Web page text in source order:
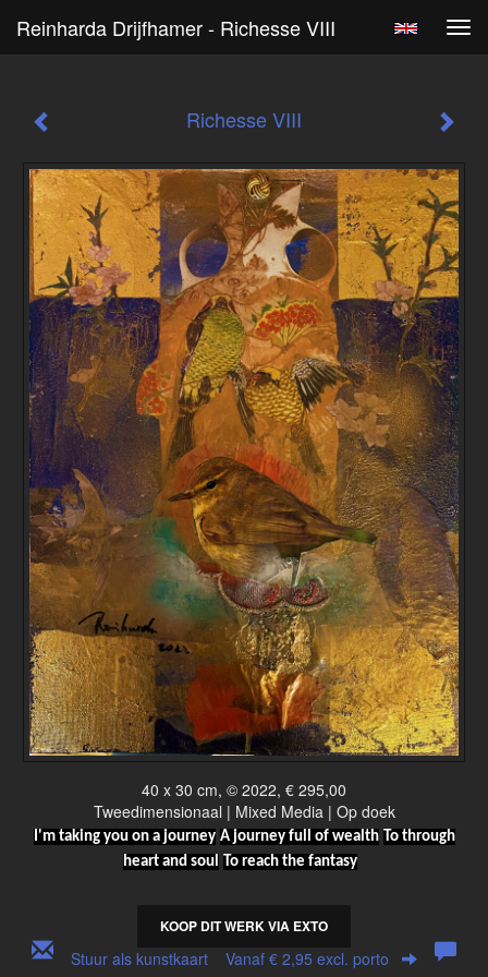
Reinharda Drijfhamer - Richesse VIII
Richesse VIII
40 x 30 cm, © 2022, € 295,00
Tweedimensionaal | Mixed Media | Op doek
I'm taking you on a journey A journey full of wealth To through
heart and soul To reach the fantasy
KOOP DIT WERK VIA EXTO
Stuur als kunstkaart Vanaf € 2,95 excl. porto